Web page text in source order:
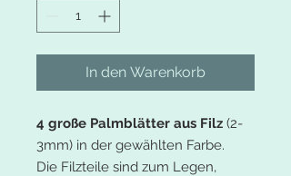
In den Warenkorb
4 große Palmblätter aus Filz (2-
3mm) in der gewählten Farbe.
Die Filzteile sind zum Legen,